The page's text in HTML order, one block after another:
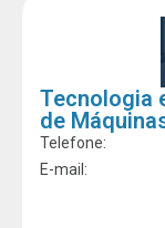
Tecnologia
de
Telefone:
E-mail: